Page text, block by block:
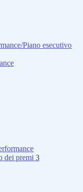
Piano esecutivo
dei premi 3